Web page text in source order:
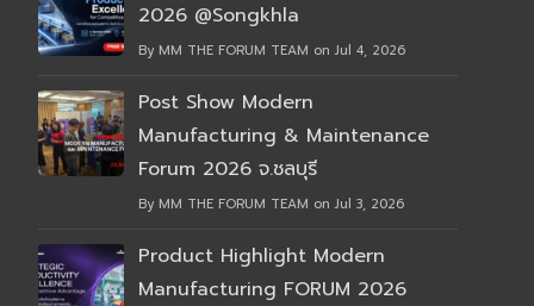
2026 @Songkhla
By MM THE FORUM TEAM on Jul 4, 2026
Post Show Modern
Manufacturing & Maintenance
Forum 2026 จ.ชลบุรี
By MM THE FORUM TEAM on Jul 3, 2026
Product Highlight Modern
Manufacturing FORUM 2026